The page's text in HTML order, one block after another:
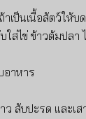
ป็นเนื้อสัตว์ใ
ไข่ ข้าวต้มปล
อาหาร
สับปะรด และ